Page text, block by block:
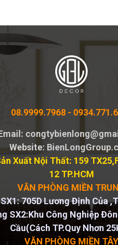
08.9999.7968 -
Website:
Xuất Nội Thất: 159
12 TP.HCM
VĂN PHÒNG MIỀN
705D Lương Định Của
SX2:Khu Công Nghiệp
Cầu(Cách TP.Quy Nhơn
VĂN PHÒNG MIỀN TÂY